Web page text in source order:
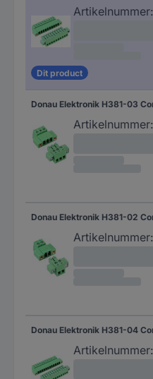
Artikelnummer:
Dit product
Artikelnummer:
Artikelnummer:
Artikelnummer: